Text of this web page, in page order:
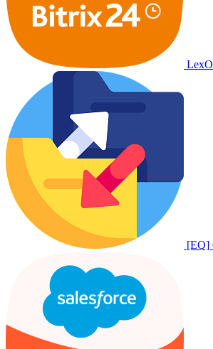
[EQ]